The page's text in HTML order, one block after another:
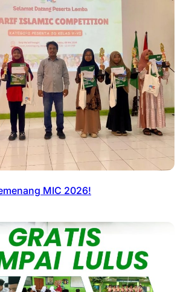
MIC 2026!